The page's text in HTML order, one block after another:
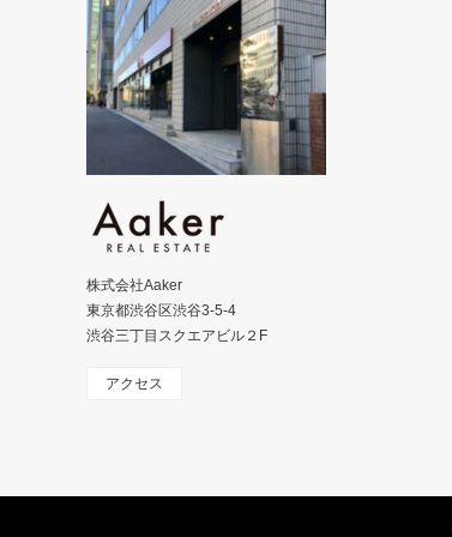
株式会社Aaker
東京都渋谷区渋谷3-5-4
渋谷三丁目スクエアビル２F
アクセス